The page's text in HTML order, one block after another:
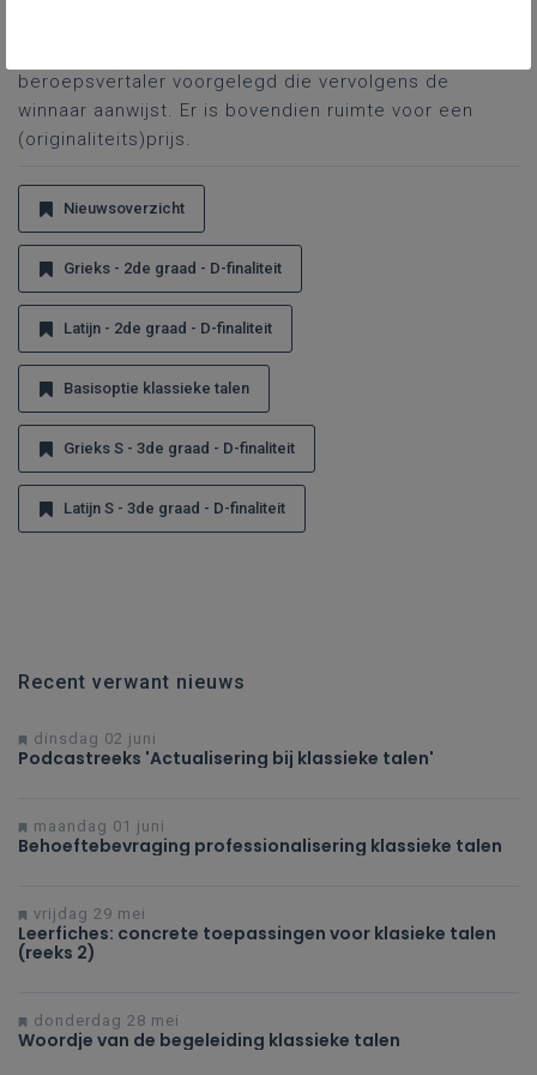
beroepsvertaler voorgelegd die vervolgens de
winnaar aanwijst. Er is bovendien ruimte voor een
(originaliteits)prijs.
Nieuwsoverzicht
Grieks - 2de graad - D-finaliteit
Latijn - 2de graad - D-finaliteit
Basisoptie klassieke talen
Grieks S - 3de graad - D-finaliteit
Latijn S - 3de graad - D-finaliteit
Recent verwant nieuws
dinsdag 02 juni
Podcastreeks 'Actualisering bij klassieke talen'
maandag 01 juni
Behoeftebevraging professionalisering klassieke talen
vrijdag 29 mei
Leerfiches: concrete toepassingen voor klasieke talen
(reeks 2)
donderdag 28 mei
Woordje van de begeleiding klassieke talen